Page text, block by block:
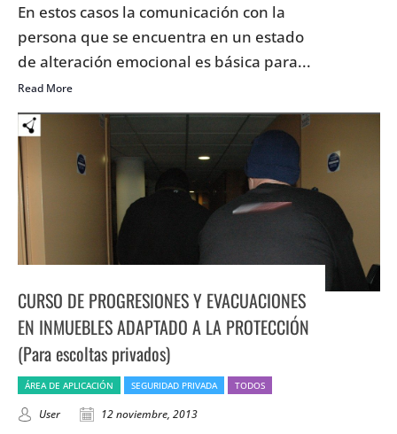
En estos casos la comunicación con la
persona que se encuentra en un estado
de alteración emocional es básica para...
Read More
CURSO DE PROGRESIONES Y EVACUACIONES
EN INMUEBLES ADAPTADO A LA PROTECCIÓN
(Para escoltas privados)
ÁREA DE APLICACIÓN SEGURIDAD PRIVADA TODOS
User 12 noviembre, 2013